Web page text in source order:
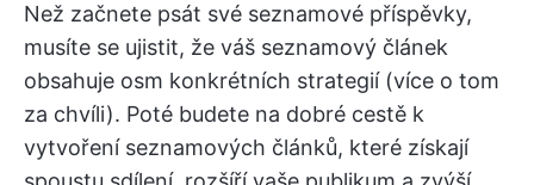
Než začnete psát své seznamové příspěvky,
musíte se ujistit, že váš seznamový článek
obsahuje osm konkrétních strategií (více o tom
za chvíli). Poté budete na dobré cestě k
vytvoření seznamových článků, které získají